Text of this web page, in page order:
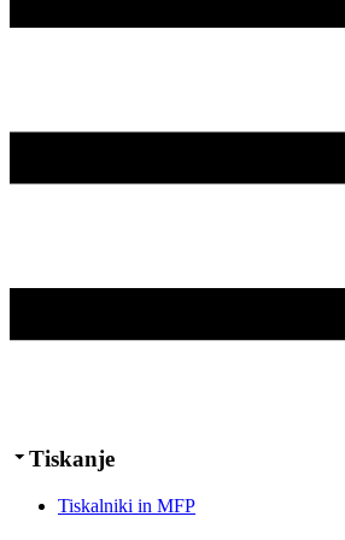
Tiskanje
Tiskalniki in MFP